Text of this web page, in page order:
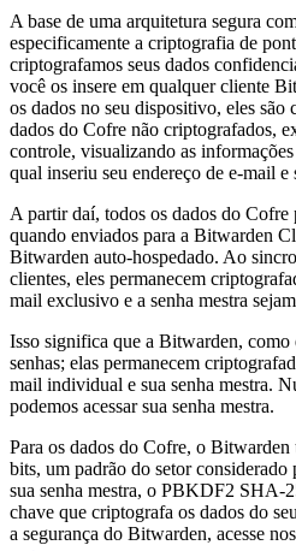
A base de uma arquitetura segura
especificamente a criptografia de
criptografamos seus dados
você os insere em qualquer cliente
os dados no seu dispositivo, eles
dados do Cofre não criptografados,
controle, visualizando as
qual inseriu seu endereço de e-mail e
A partir daí, todos os dados do Cofre
quando enviados para a Bitwarden
Bitwarden auto-hospedado. Ao
clientes, eles permanecem
mail exclusivo e a senha mestra
Isso significa que a Bitwarden, como
senhas; elas permanecem
mail individual e sua senha mestra.
podemos acessar sua senha mestra.
Para os dados do Cofre, o
bits, um padrão do setor
sua senha mestra, o PBKDF2 SHA-
chave que criptografa os dados do
a segurança do Bitwarden, acesse